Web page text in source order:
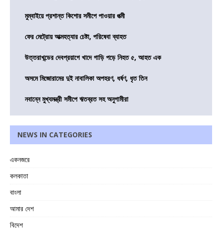
মুম্বাইয়ে প্রশান্ত কিশোর সমীপে পাওয়ার পত্মী
ফের মেট্রোয় আত্মহত্যার চেষ্টা, পরিষেবা ব্যাহত
উত্তরাখন্ডের দেবপ্রয়াগে খাদে গাড়ি পড়ে নিহত ৫, আহত এক
অসমে মিজোরামের দুই নাবালিকা অপহরণ, ধর্ষণ, ধৃত তিন
নবান্নে মুখ্যমন্ত্রী সমীপে ঋতব্রত সহ অনুগামীরা
NEWS IN CATEGORIES
একনজরে
কলকাতা
বাংলা
আমার দেশ
বিদেশ